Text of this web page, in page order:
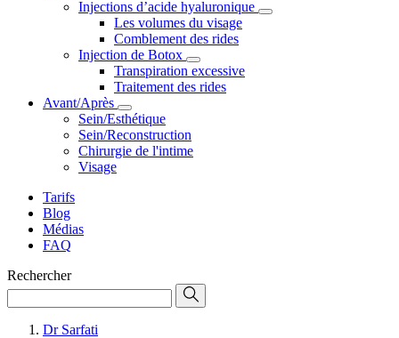
Injections d’acide hyaluronique
Les volumes du visage
Comblement des rides
Injection de Botox
Transpiration excessive
Traitement des rides
Avant/Après
Sein/Esthétique
Sein/Reconstruction
Chirurgie de l'intime
Visage
Tarifs
Blog
Médias
FAQ
Rechercher
Dr Sarfati